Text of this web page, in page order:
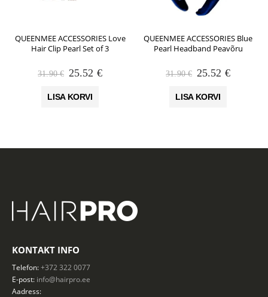
QUEENMEE ACCESSORIES Love
Hair Clip Pearl Set of 3
31.90€ Algne
oli:
25.52 €Praegune
LISA KORVI
QUEENMEE ACCESSORIES Blue
Pearl Headband Peavõru
31.90€ Algne
oli:
25.52 €
LISA KORVI
KONTAKT INFO
Telefon:+372 322 0077
E-post: info@hairpro.ee
Aadress: